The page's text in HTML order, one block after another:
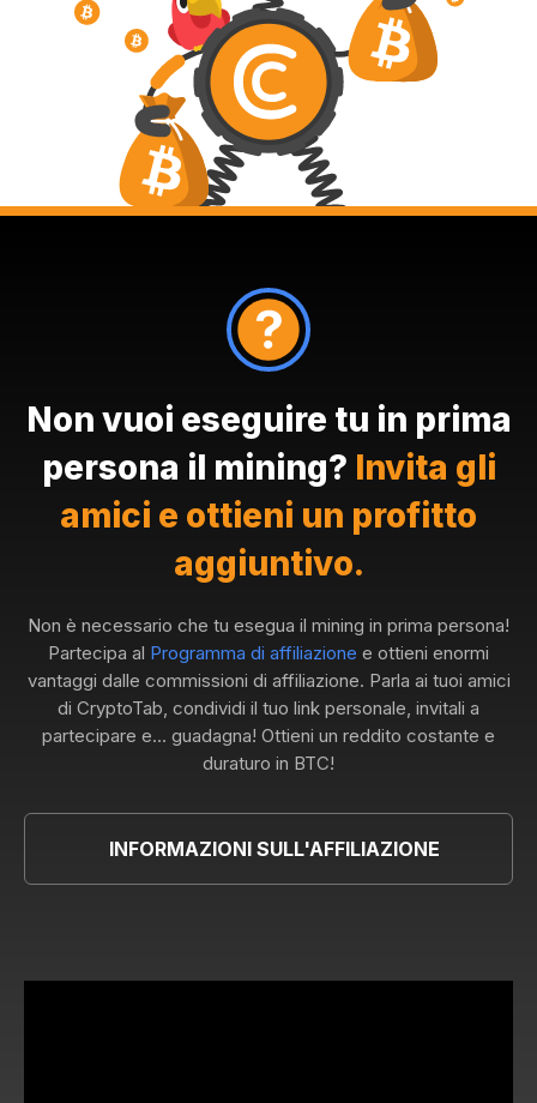
Non vuoi eseguire tu in prima
persona il mining? Invita gli
amici e ottieni un profitto
aggiuntivo.
Non è necessario che tu esegua il mining in prima persona!
Partecipa al Programma di affiliazione e ottieni enormi
vantaggi dalle commissioni di affiliazione. Parla ai tuoi amici
di CryptoTab, condividi il tuo link personale, invitali a
partecipare e... guadagna! Ottieni un reddito costante e
duraturo in BTC!
INFORMAZIONI SULL'AFFILIAZIONE